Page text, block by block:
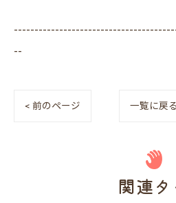
--
< 前のページ 一覧に戻る
関連タ